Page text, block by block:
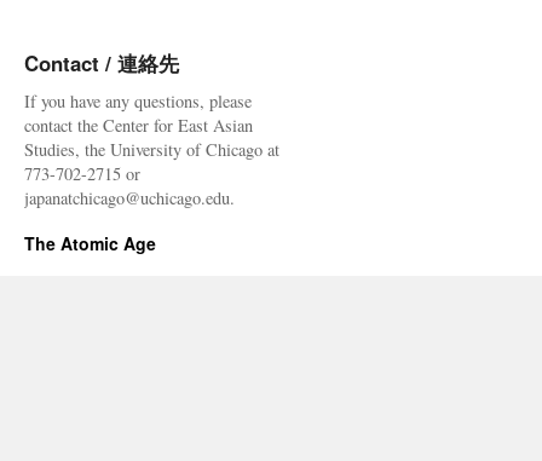
Contact / 連絡先
If you have any questions, please
contact the Center for East Asian
Studies, the University of Chicago at
773-702-2715 or
japanatchicago@uchicago.edu.
The Atomic Age